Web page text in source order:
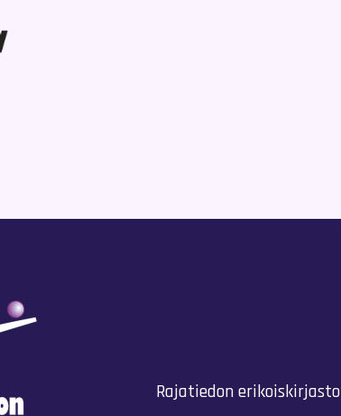
Rajatiedon erikoiskirjasto